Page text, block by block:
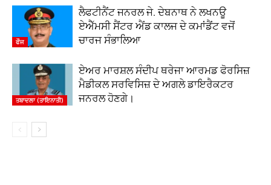
ਫੌਜ
ਲੈਫਟੀਨੈਂਟ ਜਨਰਲ ਜੇ. ਦੇਬਨਾਥ ਨੇ ਲਖਨਊ
ਏਐੱਮਸੀ ਸੈਂਟਰ ਐਂਡ ਕਾਲਜ ਦੇ ਕਮਾਂਡੈਂਟ ਵਜੋਂ
ਚਾਰਜ ਸੰਭਾਲਿਆ
ਤਬਾਦਲਾ (ਤਾਇਨਾਤੀ)
ਏਅਰ ਮਾਰਸ਼ਲ ਸੰਦੀਪ ਥਰੇਜਾ ਆਰਮਡ ਫੋਰਸਿਜ਼
ਮੈਡੀਕਲ ਸਰਵਿਸਿਜ਼ ਦੇ ਅਗਲੇ ਡਾਇਰੈਕਟਰ
ਜਨਰਲ ਹੋਣਗੇ।